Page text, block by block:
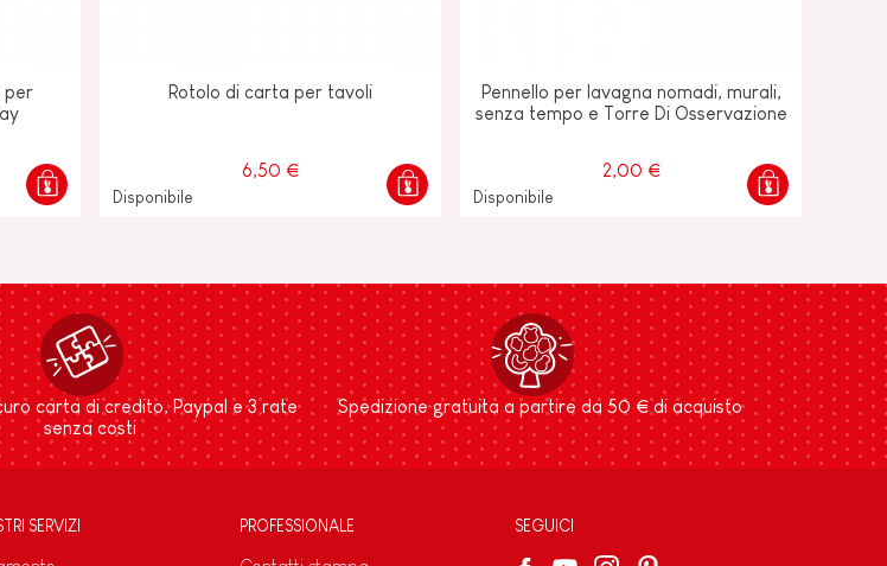
per
Rotolo di carta per tavoli
6,50 €
Disponibile
Pennello per lavagna nomadi, murali,
senza tempo e Torre Di Osservazione
2,00 €
Disponibile
carta di credito, Paypal e 3 rate
senza costi
Spedizione gratuita a partire da 50 € di acquisto
SERVIZI PROFESSIONALE SEGUICI